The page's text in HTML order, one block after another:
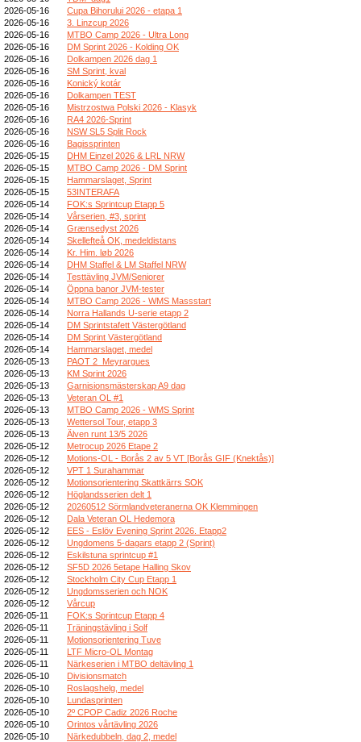
2026-05-16
Cupa Bihorului 2026 - etapa 1
2026-05-16
3. Linzcup 2026
2026-05-16
MTBO Camp 2026 - Ultra Long
2026-05-16
DM Sprint 2026 - Kolding OK
2026-05-16
Dolkampen 2026 dag 1
2026-05-16
SM Sprint, kval
2026-05-16
Konický kotár
2026-05-16
Dolkampen TEST
2026-05-16
Mistrzostwa Polski 2026 - Klasyk
2026-05-16
RA4 2026-Sprint
2026-05-16
NSW SL5 Split Rock
2026-05-16
Bagissprinten
2026-05-15
DHM Einzel 2026 & LRL NRW
2026-05-15
MTBO Camp 2026 - DM Sprint
2026-05-15
Hammarslaget, Sprint
2026-05-15
53INTERAFA
2026-05-14
FOK:s Sprintcup Etapp 5
2026-05-14
Vårserien, #3, sprint
2026-05-14
Grænsedyst 2026
2026-05-14
Skellefteå OK, medeldistans
2026-05-14
Kr. Him. løb 2026
2026-05-14
DHM Staffel & LM Staffel NRW
2026-05-14
Testtävling JVM/Seniorer
2026-05-14
Öppna banor JVM-tester
2026-05-14
MTBO Camp 2026 - WMS Massstart
2026-05-14
Norra Hallands U-serie etapp 2
2026-05-14
DM Sprintstafett Västergötland
2026-05-14
DM Sprint Västergötland
2026-05-14
Hammarslaget, medel
2026-05-13
PAOT 2_Meyrargues
2026-05-13
KM Sprint 2026
2026-05-13
Garnisionsmästerskap A9 dag
2026-05-13
Veteran OL #1
2026-05-13
MTBO Camp 2026 - WMS Sprint
2026-05-13
Wettersol Tour, etapp 3
2026-05-13
Älven runt 13/5 2026
2026-05-12
Metrocup 2026 Etape 2
2026-05-12
Motions-OL - Borås 2 av 5 VT [Borås GIF (Knektås)]
2026-05-12
VPT 1 Surahammar
2026-05-12
Motionsorientering Skattkärrs SOK
2026-05-12
Höglandsserien delt 1
2026-05-12
20260512 Sörmlandveteranerna OK Klemmingen
2026-05-12
Dala Veteran OL Hedemora
2026-05-12
EES - Eslöv Evening Sprint 2026. Etapp2
2026-05-12
Ungdomens 5-dagars etapp 2 (Sprint)
2026-05-12
Eskilstuna sprintcup #1
2026-05-12
SF5D 2026 5etape Halling Skov
2026-05-12
Stockholm City Cup Etapp 1
2026-05-12
Ungdomsserien och NOK
2026-05-12
Vårcup
2026-05-11
FOK:s Sprintcup Etapp 4
2026-05-11
Träningstävling i Solf
2026-05-11
Motionsorientering Tuve
2026-05-11
LTF Micro-OL Montag
2026-05-11
Närkeserien i MTBO deltävling 1
2026-05-10
Divisionsmatch
2026-05-10
Roslagshelg, medel
2026-05-10
Lundasprinten
2026-05-10
2º CPOP Cadiz 2026 Roche
2026-05-10
Orintos vårtävling 2026
2026-05-10
Närkedubbeln, dag 2, medel